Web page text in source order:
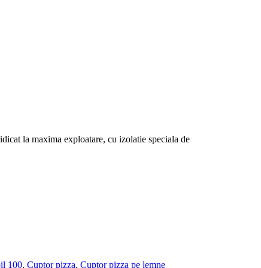
la maxima exploatare, cu izolatie speciala de
100, Cuptor pizza, Cuptor pizza pe lemne